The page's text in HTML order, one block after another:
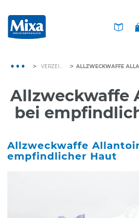
> VERZEICHNIS DER INHALTSSTOFFE >
Allzweckwaffe
bei
Allzweckwaffe
empfindlicher Haut